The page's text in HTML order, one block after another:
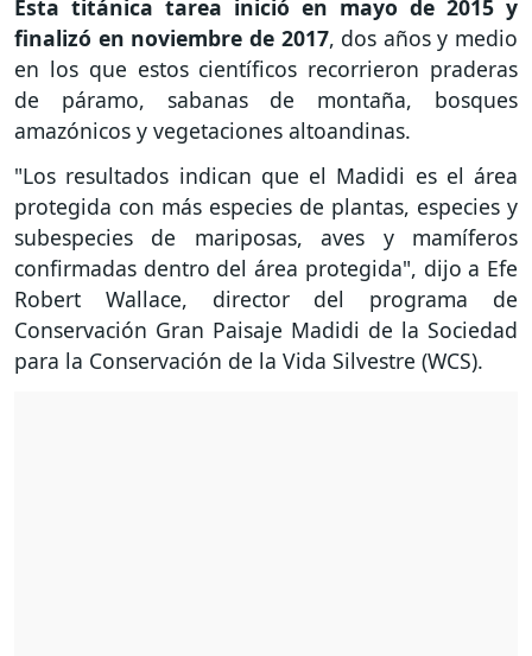
Esta titánica tarea inició en mayo de 2015 y
finalizó en noviembre de 2017, dos años y medio
en los que estos científicos recorrieron praderas
de páramo, sabanas de montaña, bosques
amazónicos y vegetaciones altoandinas.
"Los resultados indican que el Madidi es el área
protegida con más especies de plantas, especies y
subespecies de mariposas, aves y mamíferos
confirmadas dentro del área protegida", dijo a Efe
Robert Wallace, director del programa de
Conservación Gran Paisaje Madidi de la Sociedad
para la Conservación de la Vida Silvestre (WCS).